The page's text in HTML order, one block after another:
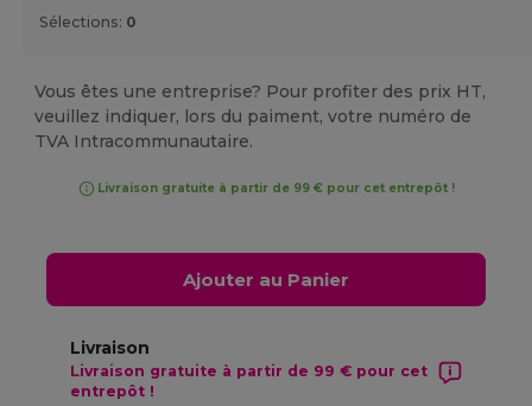
Sélections: 0
Vous êtes une entreprise? Pour profiter des prix HT,
veuillez indiquer, lors du paiment, votre numéro de
TVA Intracommunautaire.
Livraison gratuite à partir de 99 € pour cet entrepôt !
Ajouter au Panier
Livraison
Livraison gratuite à partir de 99 € pour cet
entrepôt !